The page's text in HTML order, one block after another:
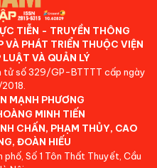
TIỄN - TRUYỀN THÔNG
VÀ PHÁT TRIỂN THUỘC VIỆN
VÀ QUẢN LÝ
tử số 329/GP-BTTTT cấp ngày
MẠNH PHƯƠNG
MINH TIẾN
CHẤN, PHẠM THỦY, CAO
ĐOÀN HIẾU
Số 1 Tôn Thất Thuyết, Cầu